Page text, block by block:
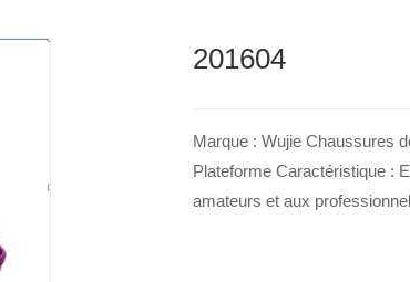
201604
Marque : Wujie Chaussures
Plateforme Caractéristique :
amateurs et aux